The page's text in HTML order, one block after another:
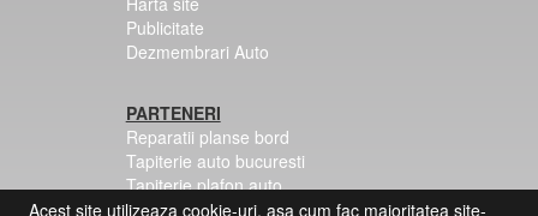
Publicitate
Dezmembrari Auto
PARTENERI
Reparatii planse bord
Tapiterie auto bucuresti
Tapiterie plafon auto
Centuri siguranta colorate
Acest site utilizeaza cookie-uri, asa cum fac majoritatea site-